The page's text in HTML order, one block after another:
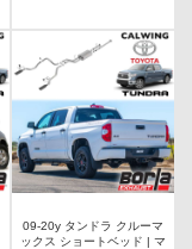
09-20y タンドラ クルーマ
ックス ショートベッド | マ